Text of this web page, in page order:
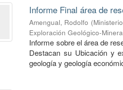
Informe Final área de
Amengual, Rodolfo (
Exploración Geológico-Minera
Informe sobre el área de
Destacan su Ubicación y
geología y geología